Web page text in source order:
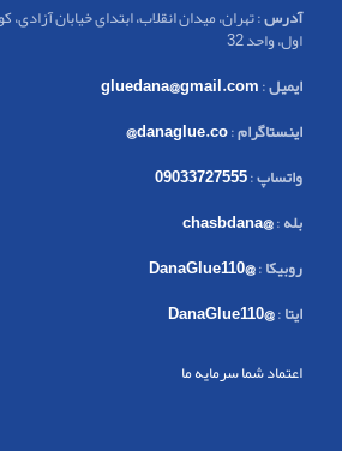
آدرس
اول، واحد 32
ایمیل:
gluedana@gmail.com
اینستاگرام:
danaglue.co@
واتساپ:
09033727555
بله:
@chasbdana
روبیکا:
@DanaGlue110
ایتا:
@DanaGlue110
اعتماد شما سرمایه ما